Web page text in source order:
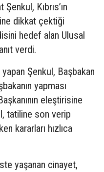
Kıbrıs’ın
dikkat çektiği
hedef alan Ulusal
verdi.
Şenkul, Başbakan
yapması
eleştirisine
tatiline son verip
kararları hızlıca
yaşanan cinayet,